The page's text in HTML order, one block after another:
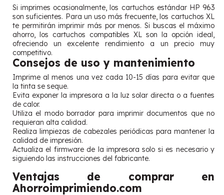
Si imprimes ocasionalmente, los cartuchos estándar HP 963
son suficientes. Para un uso más frecuente, los cartuchos XL
te permitirán imprimir más por menos. Si buscas el máximo
ahorro, los cartuchos compatibles XL son la opción ideal,
ofreciendo un excelente rendimiento a un precio muy
competitivo.
Consejos de uso y mantenimiento
Imprime al menos una vez cada 10-15 días para evitar que
la tinta se seque.
Evita exponer la impresora a la luz solar directa o a fuentes
de calor.
Utiliza el modo borrador para imprimir documentos que no
requieran alta calidad.
Realiza limpiezas de cabezales periódicas para mantener la
calidad de impresión.
Actualiza el firmware de la impresora solo si es necesario y
siguiendo las instrucciones del fabricante.
Ventajas de comprar en
Ahorroimprimiendo.com